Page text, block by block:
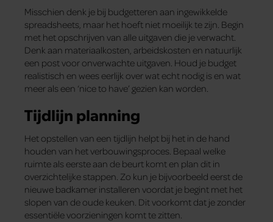
Misschien denk je bij budgetteren aan ingewikkelde
spreadsheets, maar het hoeft niet moeilijk te zijn. Begin
met het opschrijven van alle uitgaven die je verwacht.
Denk aan materiaalkosten, arbeidskosten en natuurlijk
een post voor onverwachte uitgaven. Houd je budget
realistisch en wees eerlijk over wat echt nodig is en wat
meer als een ‘nice to have’ gezien kan worden.
Tijdlijn planning
Het opstellen van een tijdlijn helpt bij het in de hand
houden van het verbouwingsproces. Bepaal welke
ruimte als eerste aan de beurt komt en plan dit in
overzichtelijke stappen. Zo kun je bijvoorbeeld eerst de
nieuwe badkamer installeren voordat je begint met het
slopen van de oude keuken. Dit voorkomt dat je zonder
essentiële voorzieningen komt te zitten.